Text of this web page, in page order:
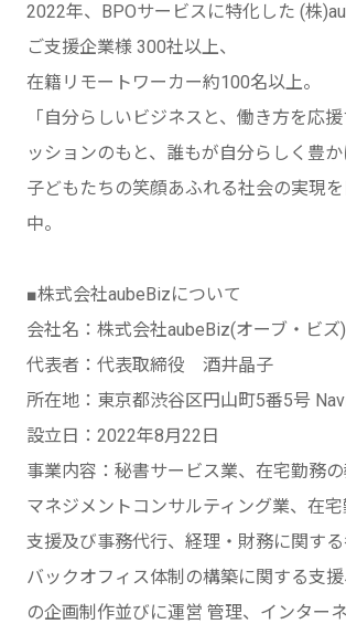
2022年、BPOサービスに特化した (株
ご支援企業様 300社以上、
在籍リモートワーカー約100名以上。
「自分らしいビジネスと、働き方を応
ッションのもと、誰もが自分らしく豊か
子どもたちの笑顔あふれる社会の実現
中。
■株式会社aubeBizについて
会社名：株式会社aubeBiz(オーブ・ビズ)
代表者：代表取締役 酒井晶子
所在地：東京都渋谷区円山町5番5号
設立日：2022年8月22日
事業内容：秘書サービス業、在宅勤務の
マネジメントコンサルティング業、在
支援及び事務代行、経理・財務に関する
バックオフィス体制の構築に関する支
の企画制作並びに運営 管理、インター